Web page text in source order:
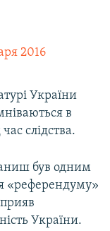
2016
України
в
слідства.
був одним
«референдуму»
України.